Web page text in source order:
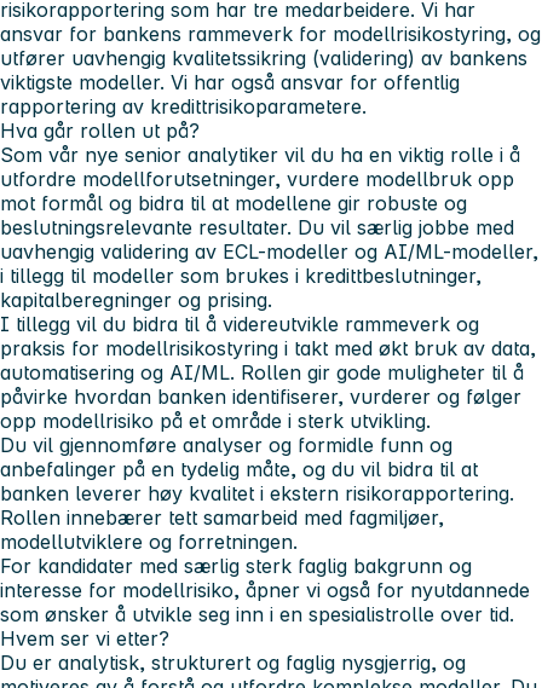
risikorapportering som har tre medarbeidere. Vi har
ansvar for bankens rammeverk for modellrisikostyring, og
utfører uavhengig kvalitetssikring (validering) av bankens
viktigste modeller. Vi har også ansvar for offentlig
rapportering av kredittrisikoparametere.
Hva går rollen ut på?
Som vår nye senior analytiker vil du ha en viktig rolle i å
utfordre modellforutsetninger, vurdere modellbruk opp
mot formål og bidra til at modellene gir robuste og
beslutningsrelevante resultater. Du vil særlig jobbe med
uavhengig validering av ECL-modeller og AI/ML-modeller,
i tillegg til modeller som brukes i kredittbeslutninger,
kapitalberegninger og prising.
I tillegg vil du bidra til å videreutvikle rammeverk og
praksis for modellrisikostyring i takt med økt bruk av data,
automatisering og AI/ML. Rollen gir gode muligheter til å
påvirke hvordan banken identifiserer, vurderer og følger
opp modellrisiko på et område i sterk utvikling.
Du vil gjennomføre analyser og formidle funn og
anbefalinger på en tydelig måte, og du vil bidra til at
banken leverer høy kvalitet i ekstern risikorapportering.
Rollen innebærer tett samarbeid med fagmiljøer,
modellutviklere og forretningen.
For kandidater med særlig sterk faglig bakgrunn og
interesse for modellrisiko, åpner vi også for nyutdannede
som ønsker å utvikle seg inn i en spesialistrolle over tid.
Hvem ser vi etter?
Du er analytisk, strukturert og faglig nysgjerrig, og